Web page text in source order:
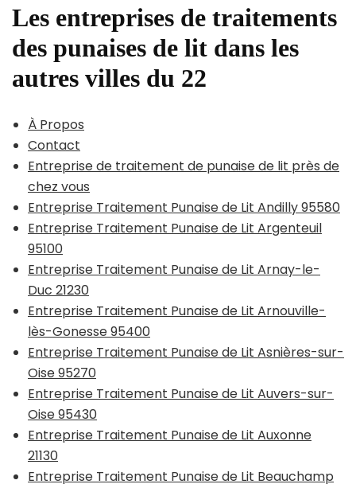
Les entreprises de traitements
des punaises de lit dans les
autres villes du 22
À Propos
Contact
Entreprise de traitement de punaise de lit près de
chez vous
Entreprise Traitement Punaise de Lit Andilly 95580
Entreprise Traitement Punaise de Lit Argenteuil
95100
Entreprise Traitement Punaise de Lit Arnay-le-
Duc 21230
Entreprise Traitement Punaise de Lit Arnouville-
lès-Gonesse 95400
Entreprise Traitement Punaise de Lit Asnières-sur-
Oise 95270
Entreprise Traitement Punaise de Lit Auvers-sur-
Oise 95430
Entreprise Traitement Punaise de Lit Auxonne
21130
Entreprise Traitement Punaise de Lit Beauchamp